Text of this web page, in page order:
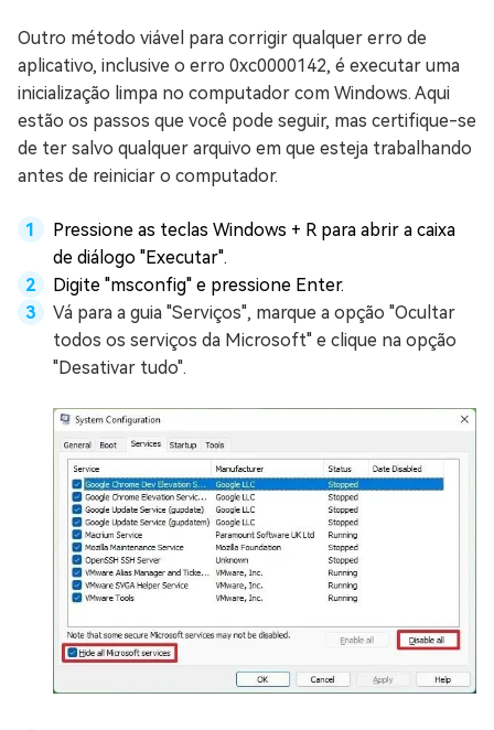
Outro método viável para corrigir qualquer erro de
aplicativo, inclusive o erro 0xc0000142, é executar uma
inicialização limpa no computador com Windows. Aqui
estão os passos que você pode seguir, mas certifique-se
de ter salvo qualquer arquivo em que esteja trabalhando
antes de reiniciar o computador.
Pressione as teclas Windows + R para abrir a caixa
de diálogo "Executar".
Digite "msconfig" e pressione Enter.
Vá para a guia "Serviços", marque a opção "Ocultar
todos os serviços da Microsoft" e clique na opção
"Desativar tudo".